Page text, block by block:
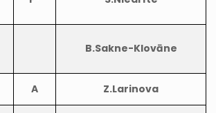
B.Sakne-Klovāne
A Z.Larinova